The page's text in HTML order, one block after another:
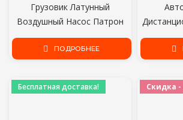
Грузовик Латунный
Воздушный Насос Патрон
Шины Клапан 8 мм Насос
Клапан Клип Клип Зажим
ПОДРОБНЕЕ
Бесплатная доставка! Скидка -